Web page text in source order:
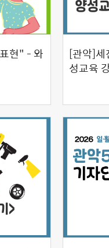
현" - 와
[관악]세
성교육